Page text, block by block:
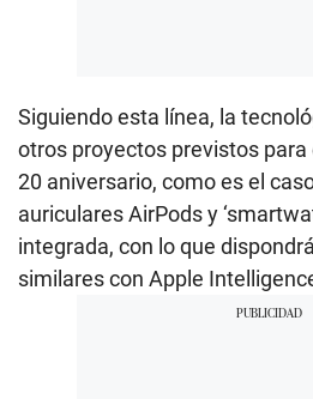
Siguiendo esta línea, la
otros proyectos previstos para
20 aniversario, como es el
auriculares AirPods y
integrada, con lo que
similares con Apple